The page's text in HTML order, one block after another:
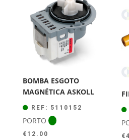
BOMBA ESGOTO
MAGNÉTICA ASKOLL
REF: 5110152
PORTO
€ 12.00 €